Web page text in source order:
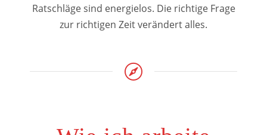
Ratschläge sind energielos. Die richtige Frage
zur richtigen Zeit verändert alles.